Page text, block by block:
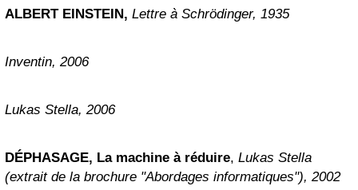
ALBERT EINSTEIN, Lettre à Schrödinger, 1935
Inventin, 2006
Lukas Stella, 2006
DÉPHASAGE, La machine à réduire, Lukas Stella
(extrait de la brochure "Abordages informatiques"), 2002